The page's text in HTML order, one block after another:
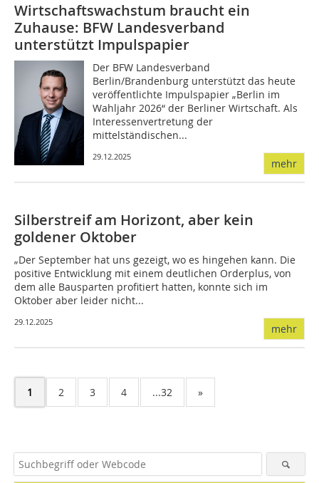
Wirtschaftswachstum braucht ein
Zuhause: BFW Landesverband
unterstützt Impulspapier
Der BFW Landesverband
Berlin/Brandenburg unterstützt das heute
veröffentlichte Impulspapier „Berlin im
Wahljahr 2026“ der Berliner Wirtschaft. Als
Interessenvertretung der
mittelständischen...
29.12.2025
mehr
Silberstreif am Horizont, aber kein
goldener Oktober
„Der September hat uns gezeigt, wo es hingehen kann. Die
positive Entwicklung mit einem deutlichen Orderplus, von
dem alle Bausparten profitiert hatten, konnte sich im
Oktober aber leider nicht...
29.12.2025
mehr
1 2 3 4 ...32 »